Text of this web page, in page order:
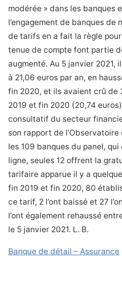
modérée » dans les banques
l’engagement de banques de
de tarifs en a fait la règle pour
tenue de compte font partie
augmenté. Au 5 janvier 2021,
à 21,06 euros par an, en
fin 2020, et ils avaient crû de
2019 et fin 2020 (20,74
consultatif du secteur
son rapport de
les 109 banques du panel,
ligne, seules 12 offrent la
tarifaire apparue il y a
fin 2019 et fin 2020, 80
ce tarif, 2 l’ont baissé et 27
l’ont également rehaussé
le 5 janvier 2021. L. B.
Banque de détail – Assurance